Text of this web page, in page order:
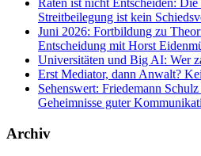
Raten ist nicht Entscheiden:
Streitbeilegung ist kein
Juni 2026: Fortbildung zu
Entscheidung mit Horst
Universitäten und Big AI: Wer
Erst Mediator, dann Anwalt?
Sehenswert: Friedemann
Geheimnisse guter
Archiv